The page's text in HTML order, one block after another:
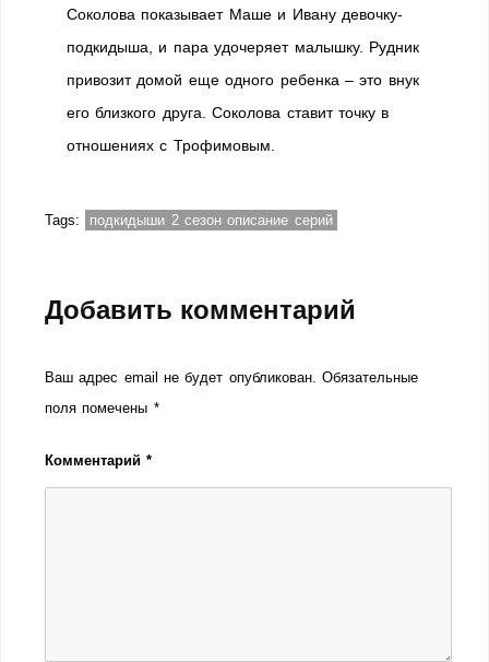
Соколова показывает Маше и Ивану девочку-
подкидыша, и пара удочеряет малышку. Рудник
привозит домой еще одного ребенка – это внук
его близкого друга. Соколова ставит точку в
отношениях с Трофимовым.
Tags: подкидыши 2 сезон описание серий
Добавить комментарий
Ваш адрес email не будет опубликован. Обязательные
поля помечены *
Комментарий*